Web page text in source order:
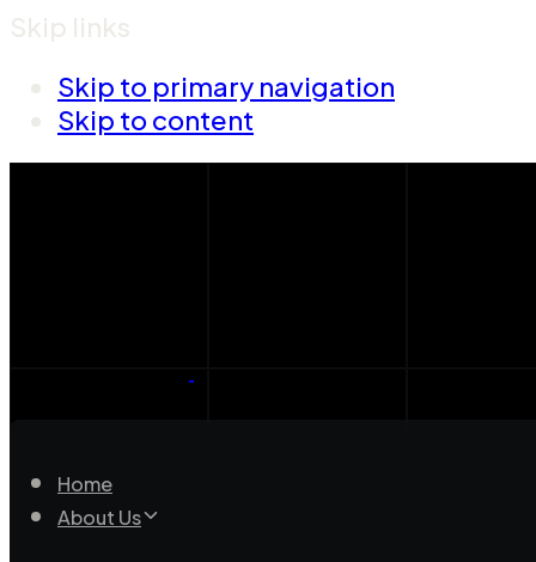
Skip links
Skip to primary navigation
Skip to content
Home
About Us